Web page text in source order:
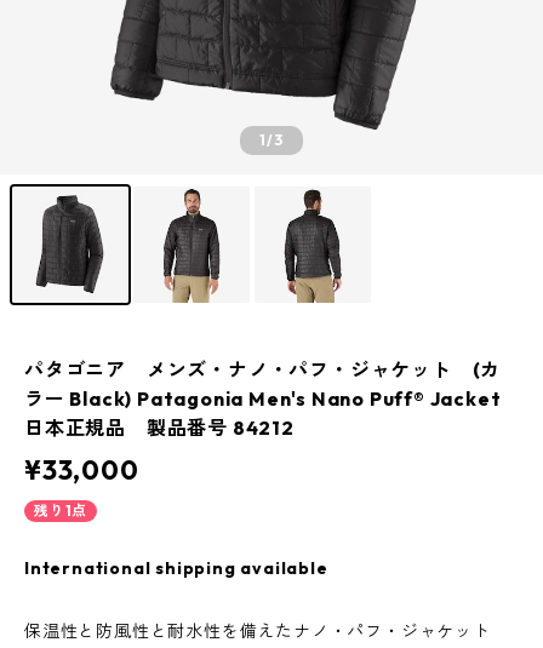
1/3
パタゴニア メンズ・ナノ・パフ・ジャケット (カ
ラー Black) Patagonia Men's Nano Puff® Jacket
日本正規品 製品番号 84212
¥33,000
残り1点
International shipping available
保温性と防風性と耐水性を備えたナノ・パフ・ジャケット